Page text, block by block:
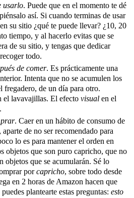
usarlo. Puede que en el momento te dé
así. Si cuando terminas de usar
su sitio ¿qué te puede llevar? ¿10, 20
tiempo, y al hacerlo evitas que se
de su sitio, y tengas que dedicar
todo.
de comer. Es prácticamente una
Intenta que no se acumulen los
fregadero, de un día para otro.
el lavavajillas. El efecto visual en el
. Caer en un hábito de consumo de
de no ser recomendado para
lo es para mantener el orden en
objetos que son puro capricho, que no
objetos que se acumularán. Sé lo
porcapricho, sobre todo desde
en 2 horas de Amazon hacen que
plantearte estas preguntas: esto